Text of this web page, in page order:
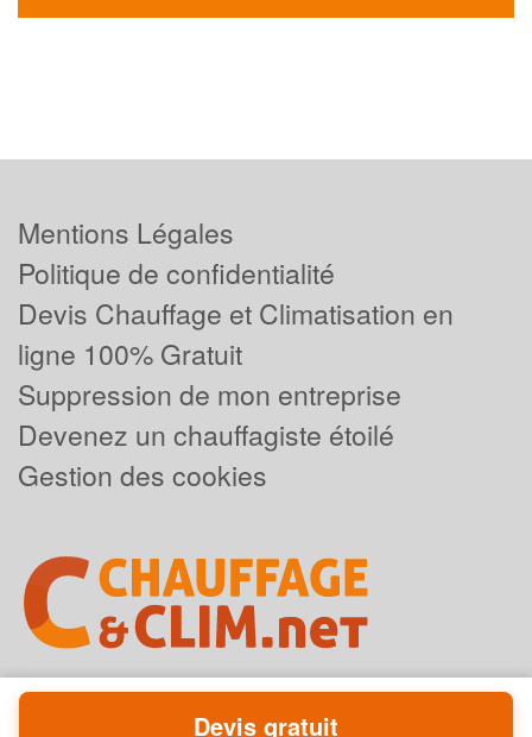
Mentions Légales
Politique de confidentialité
Devis Chauffage et Climatisation en
ligne 100% Gratuit
Suppression de mon entreprise
Devenez un chauffagiste étoilé
Gestion des cookies
Devis gratuit